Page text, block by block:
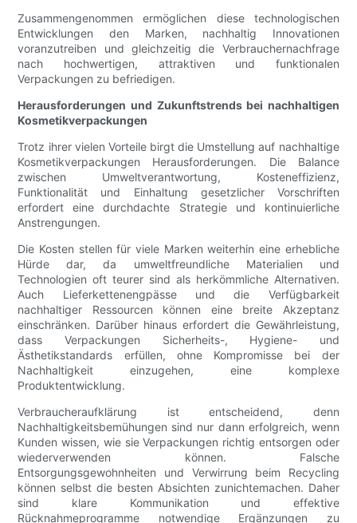
Zusammengenommen ermöglichen diese technologischen
Entwicklungen den Marken, nachhaltig Innovationen
voranzutreiben und gleichzeitig die Verbrauchernachfrage
nach hochwertigen, attraktiven und funktionalen
Verpackungen zu befriedigen.
Herausforderungen und Zukunftstrends bei nachhaltigen
Kosmetikverpackungen
Trotz ihrer vielen Vorteile birgt die Umstellung auf nachhaltige
Kosmetikverpackungen Herausforderungen. Die Balance
zwischen Umweltverantwortung, Kosteneffizienz,
Funktionalität und Einhaltung gesetzlicher Vorschriften
erfordert eine durchdachte Strategie und kontinuierliche
Anstrengungen.
Die Kosten stellen für viele Marken weiterhin eine erhebliche
Hürde dar, da umweltfreundliche Materialien und
Technologien oft teurer sind als herkömmliche Alternativen.
Auch Lieferkettenengpässe und die Verfügbarkeit
nachhaltiger Ressourcen können eine breite Akzeptanz
einschränken. Darüber hinaus erfordert die Gewährleistung,
dass Verpackungen Sicherheits-, Hygiene- und
Ästhetikstandards erfüllen, ohne Kompromisse bei der
Nachhaltigkeit einzugehen, eine komplexe
Produktentwicklung.
Verbraucheraufklärung ist entscheidend, denn
Nachhaltigkeitsbemühungen sind nur dann erfolgreich, wenn
Kunden wissen, wie sie Verpackungen richtig entsorgen oder
wiederverwenden können. Falsche
Entsorgungsgewohnheiten und Verwirrung beim Recycling
können selbst die besten Absichten zunichtemachen. Daher
sind klare Kommunikation und effektive
Rücknahmeprogramme notwendige Ergänzungen zu